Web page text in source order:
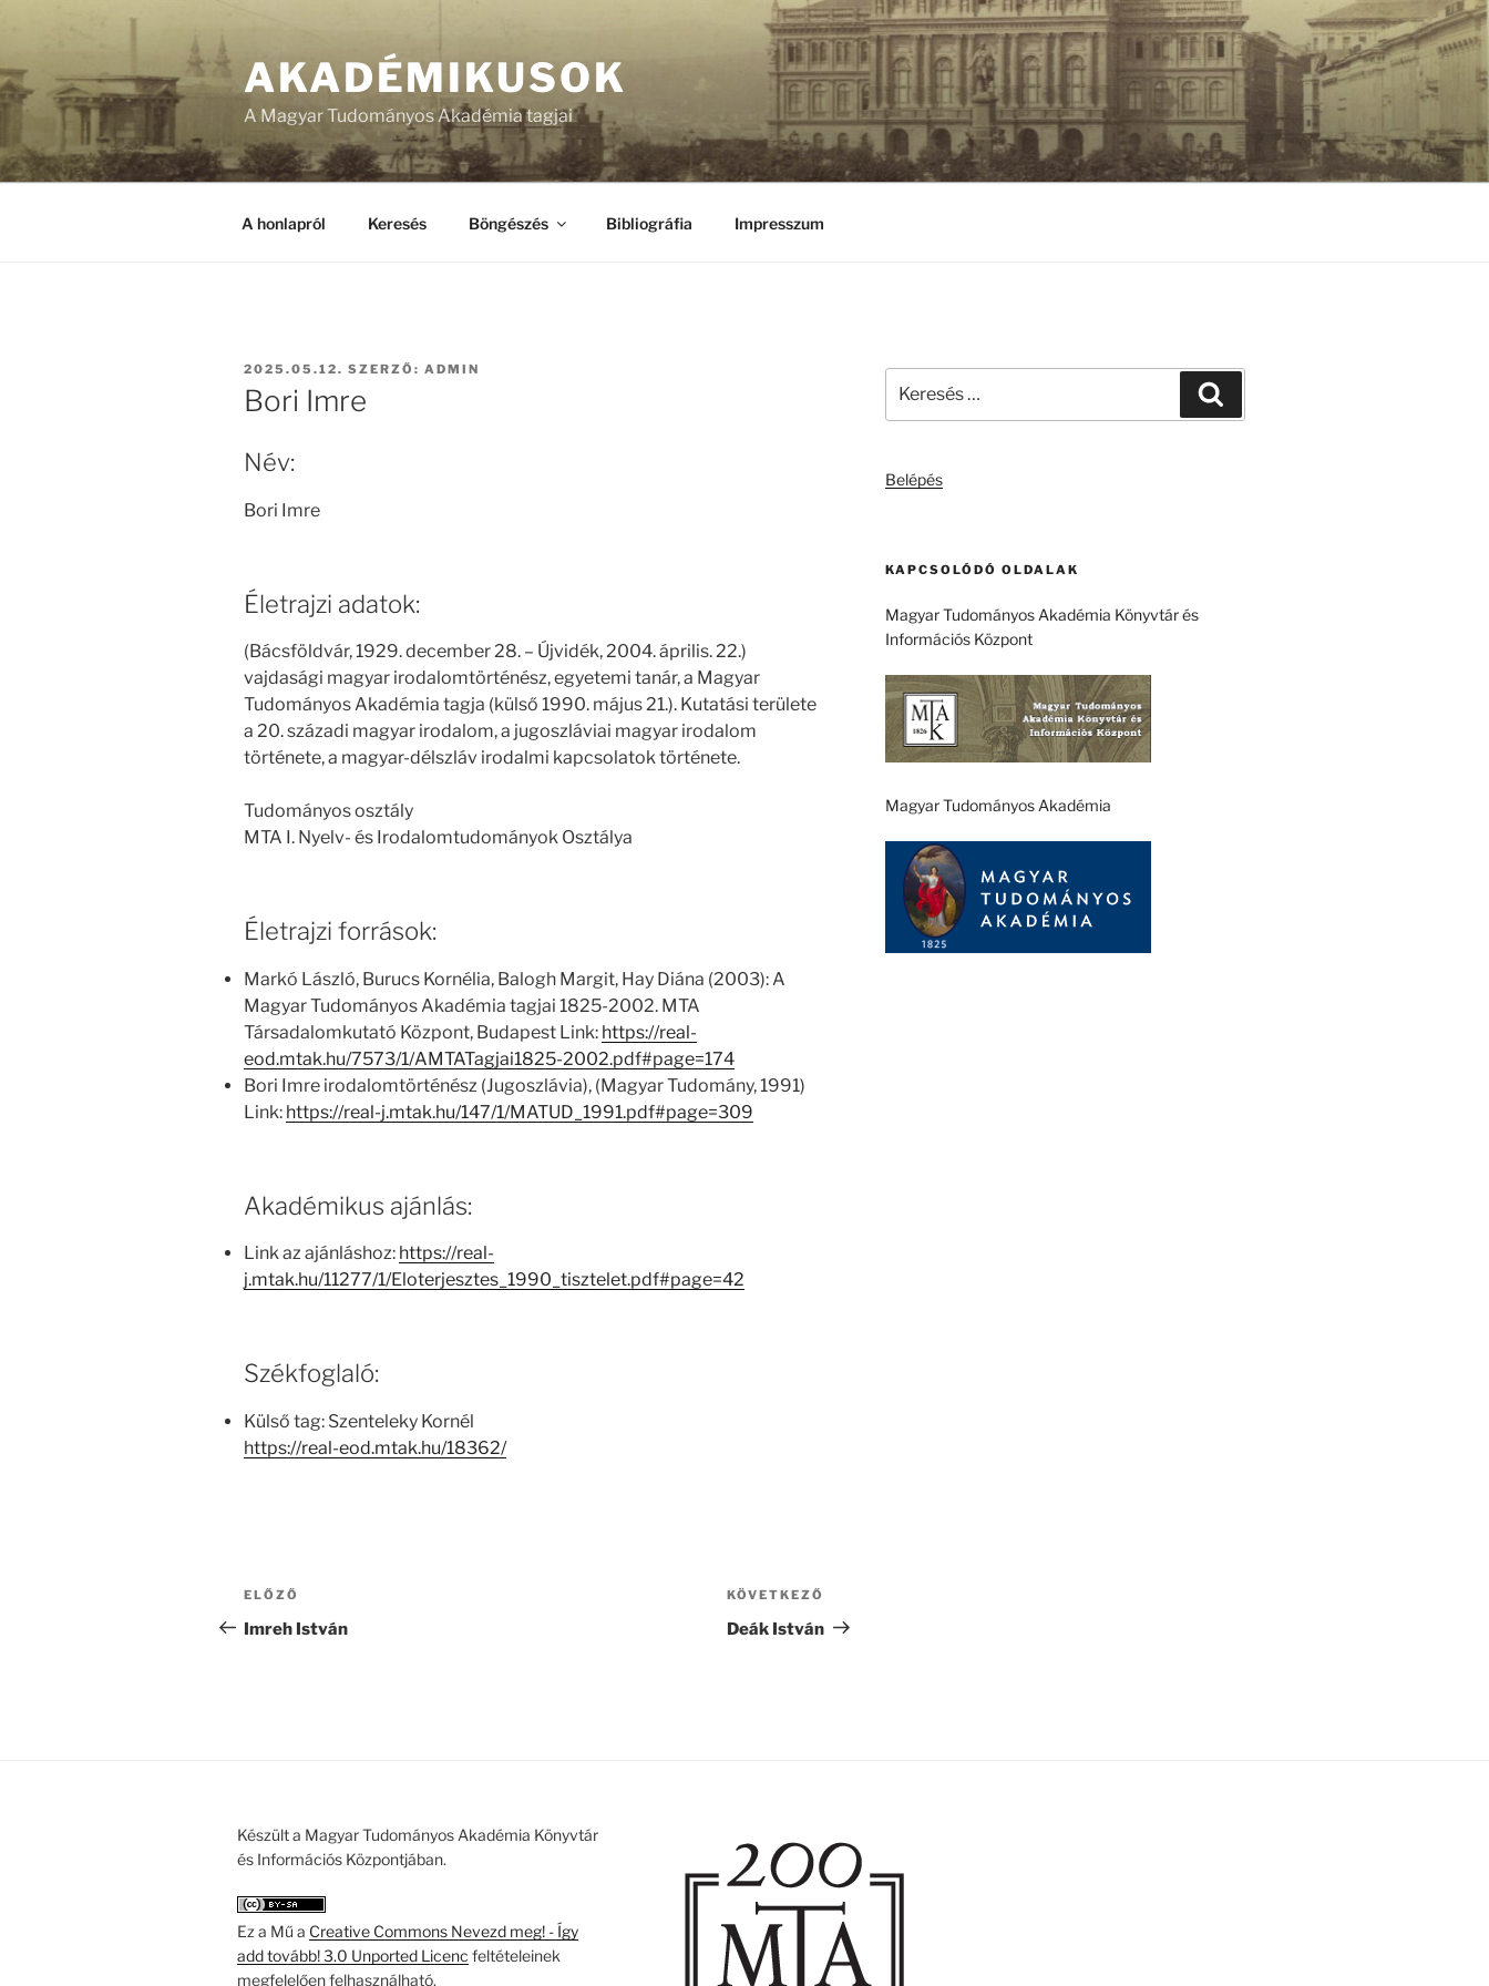
AKADÉMIKUSOK
A Magyar Tudományos Akadémia tagjai
A honlapról Keresés Böngészés Bibliográfia Impresszum
BEKÜLDVE:
2025.05.12. SZERZŐ: ADMIN
Bori Imre
Név:
Bori Imre
Életrajzi adatok:
(Bácsföldvár, 1929. december 28. – Újvidék, 2004. április. 22.)
vajdasági magyar irodalomtörténész, egyetemi tanár, a Magyar
Tudományos Akadémia tagja (külső 1990. május 21.). Kutatási területe
a 20. századi magyar irodalom, a jugoszláviai magyar irodalom
története, a magyar-délszláv irodalmi kapcsolatok története.
Tudományos osztály
MTA I. Nyelv- és Irodalomtudományok Osztálya
Életrajzi források:
Markó László, Burucs Kornélia, Balogh Margit, Hay Diána (2003): A
Magyar Tudományos Akadémia tagjai 1825-2002. MTA
Társadalomkutató Központ, Budapest Link: https://real-
eod.mtak.hu/7573/1/AMTATagjai1825-2002.pdf#page=174
Bori Imre irodalomtörténész (Jugoszlávia), (Magyar Tudomány, 1991)
Link: https://real-j.mtak.hu/147/1/MATUD_1991.pdf#page=309
Akadémikus ajánlás:
Link az ajánláshoz: https://real-
j.mtak.hu/11277/1/Eloterjesztes_1990_tisztelet.pdf#page=42
Székfoglaló:
Külső tag: Szenteleky Kornél
https://real-eod.mtak.hu/18362/
Bejegyzés
navigáció
Korábbi
bejegyzés
ELŐZŐ
Imreh István
bejegyzés
KÖVETKEZŐ
Deák István
következő
Belépés
KAPCSOLÓDÓ OLDALAK
Magyar Tudományos Akadémia Könyvtár és
Információs Központ
Magyar Tudományos Akadémia
Készült a Magyar Tudományos Akadémia Könyvtár
és Információs Központjában.
Ez a Mű a Creative Commons Nevezd meg! - Így
add tovább! 3.0 Unported Licenc feltételeinek
megfelelően felhasználható.